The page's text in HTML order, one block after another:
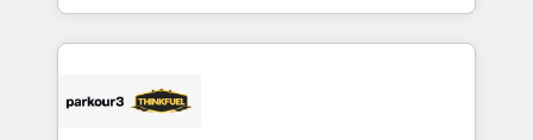
embark on a transformational journey that sets your
business up for long-term success. Unlock your
le marketing digital, et la relation client ! C'est
pourquoi, nos experts sont à la fois capables de
référencement, votre stratégie digitale et le pilotage